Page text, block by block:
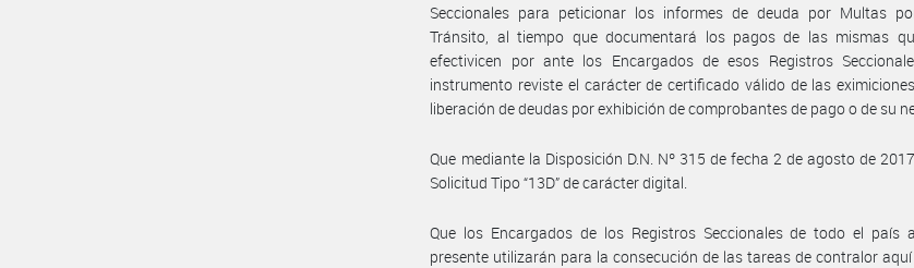
Seccionales para peticionar los informes de deuda por Multas
Tránsito, al tiempo que documentará los pagos de las mismas
efectivicen por ante los Encargados de esos Registros
instrumento reviste el carácter de certificado válido de las
liberación de deudas por exhibición de comprobantes de pago o de su
Que mediante la Disposición D.N. Nº 315 de fecha 2 de agosto de
Solicitud Tipo “13D” de carácter digital.
Que los Encargados de los Registros Seccionales de todo el país
presente utilizarán para la consecución de las tareas de contralor